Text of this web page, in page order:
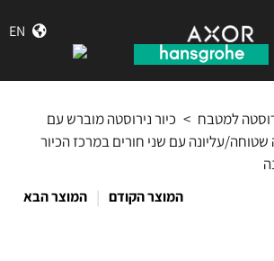
EN
למטבח > כיור נירוסטה מוברש עם
עליונה עם שני חורים במרכז הכיור
המוצר הקודם | המוצר הבא